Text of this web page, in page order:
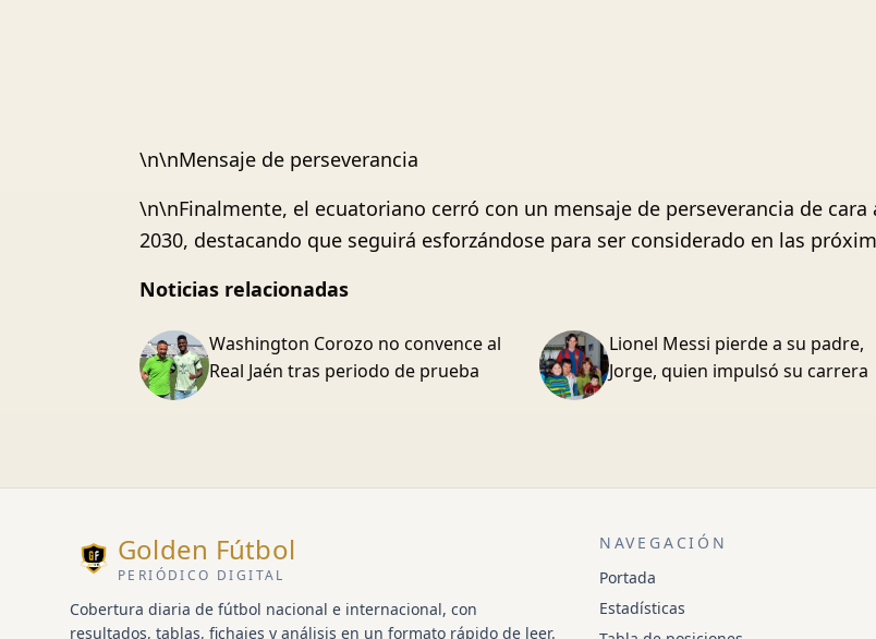
\n\nMensaje de perseverancia
\n\nFinalmente, el ecuatoriano cerró con un mensaje de perseverancia de
2030, destacando que seguirá esforzándose para ser considerado en las
Noticias relacionadas
Washington Corozo no convence al
Real Jaén tras periodo de prueba
Lionel Messi pierde a su padre,
Jorge, quien impulsó su carrera
Golden Fútbol
PERIÓDICO DIGITAL
Cobertura diaria de fútbol nacional e internacional, con
resultados, tablas, fichajes y análisis en un formato rápido de leer.
NAVEGACIÓN
Portada
Estadísticas